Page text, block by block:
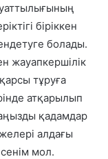
біріккен
болады.
жауапкершілік
тұруға
атқарылып
қадамдар
алдағы
мол.